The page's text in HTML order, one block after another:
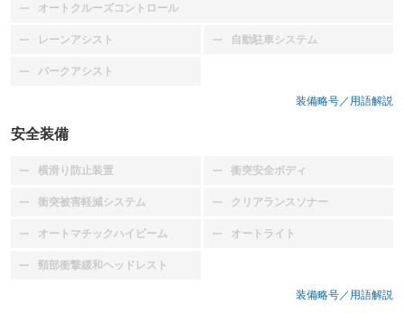
オートクルーズコントロール
：装備なし
レーンアシスト
：装備なし 自動駐車システム
：装備なし
パークアシスト
：装備なし
装備略号／用語解説
安全装備
横滑り防止装置
：装備なし 衝突安全ボディ
：装備なし
衝突被害軽減システム
：装備なし クリアランスソナー
：装備なし
オートマチックハイビーム
：装備なし オートライト
：装備なし
頸部衝撃緩和ヘッドレスト
：装備なし
装備略号／用語解説